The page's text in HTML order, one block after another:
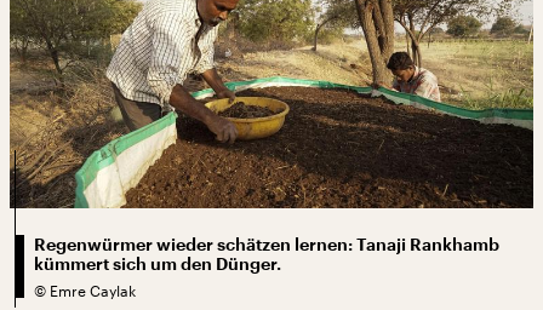
Regenwürmer wieder schätzen lernen: Tanaji Rankhamb
kümmert sich um den Dünger.
© Emre Caylak